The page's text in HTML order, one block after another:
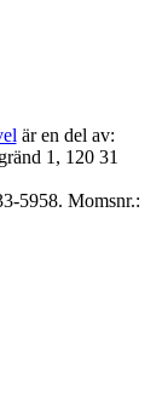
är en del av:
1, 120 31
5958. Momsnr.: